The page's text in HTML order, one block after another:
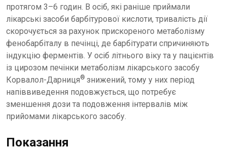
протягом 3–6 годин. В осіб, які раніше приймали
лікарські засоби барбітурової кислоти, тривалість дії
скорочується за рахунок прискореного метаболізму
фенобарбіталу в печінці, де барбітурати спричиняють
індукцію ферментів. У осіб літнього віку та у пацієнтів
із цирозом печінки метаболізм лікарського засобу
Корвалол-Дарниця® знижений, тому у них період
напіввиведення подовжується, що потребує
зменшення дози та подовження інтервалів між
прийомами лікарського засобу.
Показання